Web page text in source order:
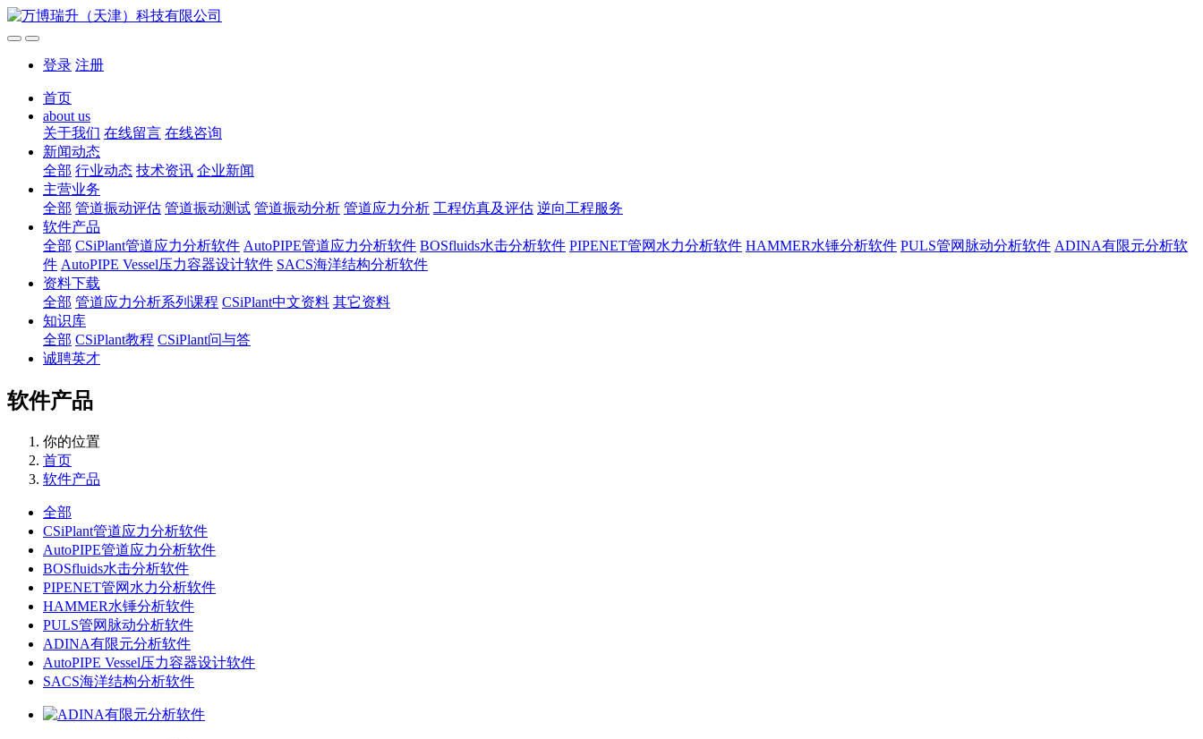
登录 注册
首页
about us
关于我们 在线留言 在线咨询
新闻动态
全部 行业动态 技术资讯 企业新闻
主营业务
全部 管道振动评估 管道振动测试 管道振动分析 管道应力分析 工程仿真及评估 逆向工程服务
软件产品
全部 CSiPlant管道应力分析软件 AutoPIPE管道应力分析软件 BOSfluids水击分析软件 PIPENET管网水力分析软件 HAMMER水锤分析软件 PULS管网脉动分析软件 ADINA有限元分析软
件 AutoPIPE Vessel压力容器设计软件 SACS海洋结构分析软件
资料下载
全部 管道应力分析系列课程 CSiPlant中文资料 其它资料
知识库
全部 CSiPlant教程 CSiPlant问与答
诚聘英才
软件产品
你的位置
首页
软件产品
全部
CSiPlant管道应力分析软件
AutoPIPE管道应力分析软件
BOSfluids水击分析软件
PIPENET管网水力分析软件
HAMMER水锤分析软件
PULS管网脉动分析软件
ADINA有限元分析软件
AutoPIPE Vessel压力容器设计软件
SACS海洋结构分析软件